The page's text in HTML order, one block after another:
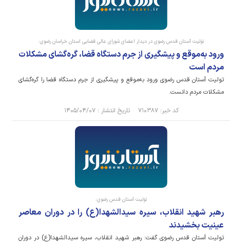
تولیت آستان قدس رضوی در دیدار اعضای شورای عالی قضایی استان خراسان رضوی:
ورود به‌موقع و پیشگیری از جرم دستگاه قضا، گره‌گشای مشکلات
مردم است
تولیت آستان قدس رضوی ورود به‌موقع و پیشگیری از جرم دستگاه قضا را گره‌گشای
مشکلات مردم دانست.
کد خبر: ۷۱۰۳۸۷ تاریخ انتشار : ۱۴۰۵/۰۴/۰۷
تولیت آستان قدس رضوی:
رهبر شهید انقلاب، سیره سیدالشهدا(ع) را در دوران معاصر
عینیت بخشیدند
تولیت آستان قدس رضوی گفت: رهبر شهید انقلاب، سیره سیدالشهدا(ع) در دوران